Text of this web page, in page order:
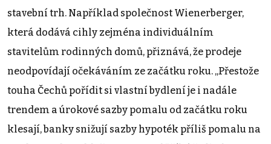
stavební trh. Například společnost Wienerberger,
která dodává cihly zejména individuálním
stavitelům rodinných domů, přiznává, že prodeje
neodpovídají očekáváním ze začátku roku. „Přestože
touha Čechů pořídit si vlastní bydlení je i nadále
trendem a úrokové sazby pomalu od začátku roku
klesají, banky snižují sazby hypoték příliš pomalu na